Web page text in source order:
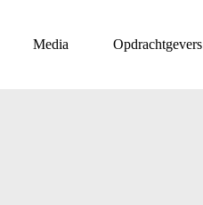
Media Opdrachtgevers